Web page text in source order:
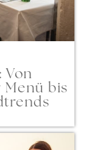
Von
bis